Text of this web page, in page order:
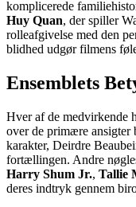
komplicerede
Huy Quan, der spiller
rolleafgivelse med den
blidhed udgør filmens
Ensemblets
Hver af de medvirkende
over de primære ansigter
karakter, Deirdre
fortællingen. Andre
Harry Shum Jr., Tallie
deres indtryk gennem